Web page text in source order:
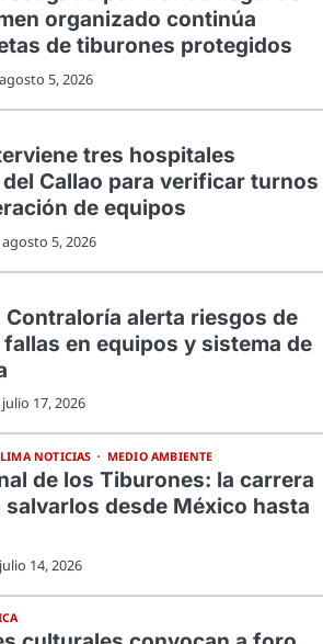
organizado continúa
de tiburones protegidos
agosto 5, 2026
tres hospitales
Callao para verificar turnos
de equipos
agosto 5, 2026
Contraloría alerta riesgos de
en equipos y sistema de
julio 17, 2026
LIMA NOTICIAS MEDIO AMBIENTE
de los Tiburones: la carrera
desde México hasta
julio 14, 2026